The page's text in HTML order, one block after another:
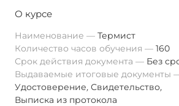
О курсе
Наименование
Термист
Количество часов обучения
160
Срок действия документа
Без
Выдаваемые итоговые документы
Удостоверение, Свидетельство,
Выписка из протокола